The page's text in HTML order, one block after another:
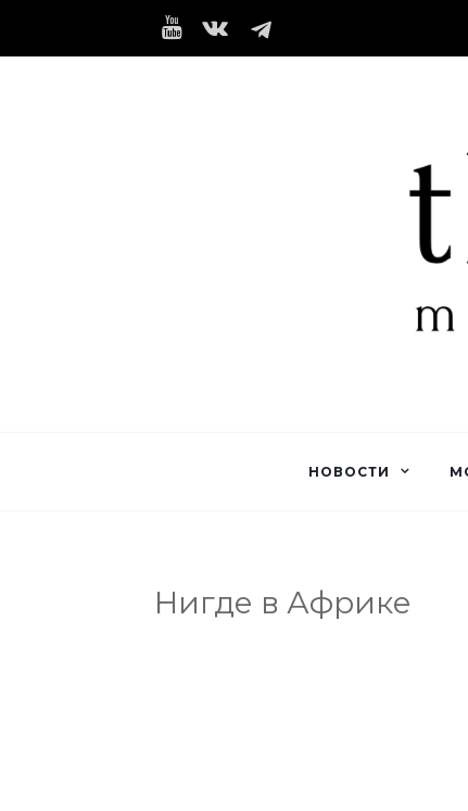
НОВОСТИ
Нигде в Африке